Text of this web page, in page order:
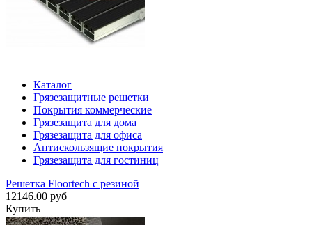
Каталог
Грязезащитные решетки
Покрытия коммерческие
Грязезащита для дома
Грязезащита для офиса
Антискользящие покрытия
Грязезащита для гостиниц
Решетка Floortech с резиной
12146.00 руб
Купить